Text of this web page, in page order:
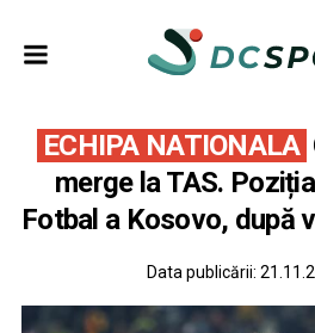
ECHIPA NATIONALA
merge la TAS.
Fotbal a Kosovo, după
Data publicării: